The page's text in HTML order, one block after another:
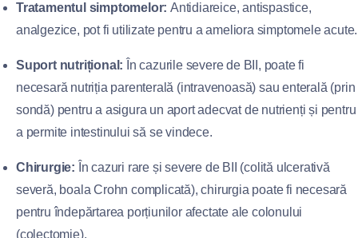
Tratamentul simptomelor: Antidiareice, antispastice,
analgezice, pot fi utilizate pentru a ameliora simptomele acute.
Suport nutrițional: În cazurile severe de BII, poate fi
necesară nutriția parenterală (intravenoasă) sau enterală (prin
sondă) pentru a asigura un aport adecvat de nutrienți și pentru
a permite intestinului să se vindece.
Chirurgie: În cazuri rare și severe de BII (colită ulcerativă
severă, boala Crohn complicată), chirurgia poate fi necesară
pentru îndepărtarea porțiunilor afectate ale colonului
(colectomie).